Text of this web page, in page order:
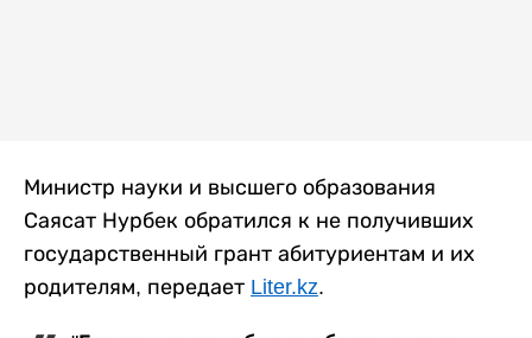
Министр науки и высшего образования
Саясат Нурбек обратился к не получивших
государственный грант абитуриентам и их
родителям, передает Liter.kz.